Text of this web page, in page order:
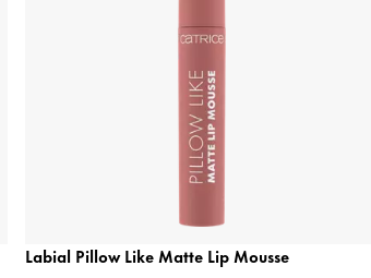
Labial Pillow Like Matte Lip Mousse